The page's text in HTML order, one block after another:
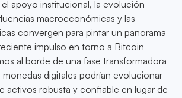
apoyo institucional, la evolución
macroeconómicas y las
convergen para pintar un panorama
impulso en torno a Bitcoin
al borde de una fase transformadora
digitales podrían evolucionar
activos robusta y confiable en lugar de